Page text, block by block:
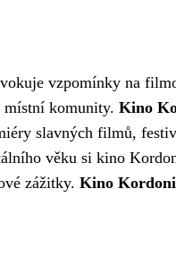
vzpomínky na
místní komunity. Kino
slavných filmů,
věku si kino
zážitky. Kino